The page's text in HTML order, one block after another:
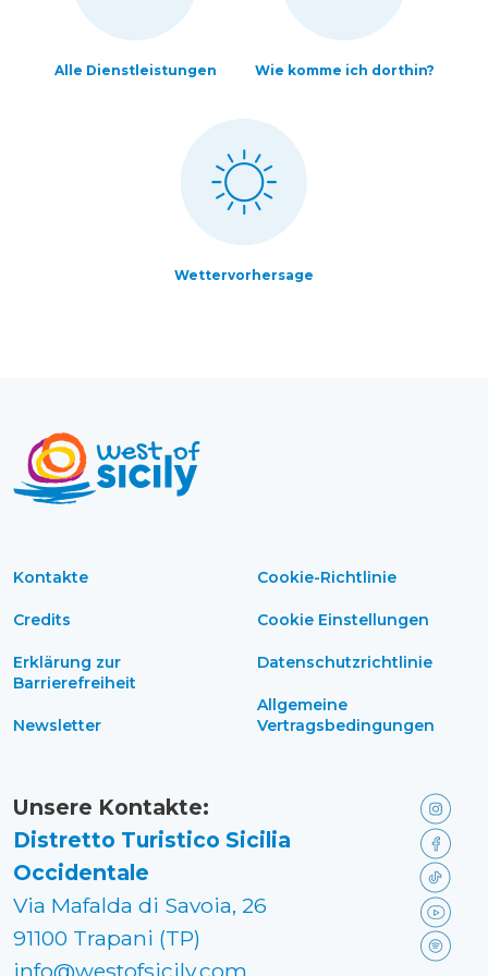
Alle Dienstleistungen Wie komme ich dorthin?
Wettervorhersage
Kontakte
Credits
Erklärung zur
Barrierefreiheit
Newsletter
Cookie-Richtlinie
Cookie Einstellungen
Datenschutzrichtlinie
Allgemeine
Vertragsbedingungen
Unsere Kontakte:
Distretto Turistico Sicilia
Occidentale
Via Mafalda di Savoia, 26
91100 Trapani (TP)
info@westofsicily.com